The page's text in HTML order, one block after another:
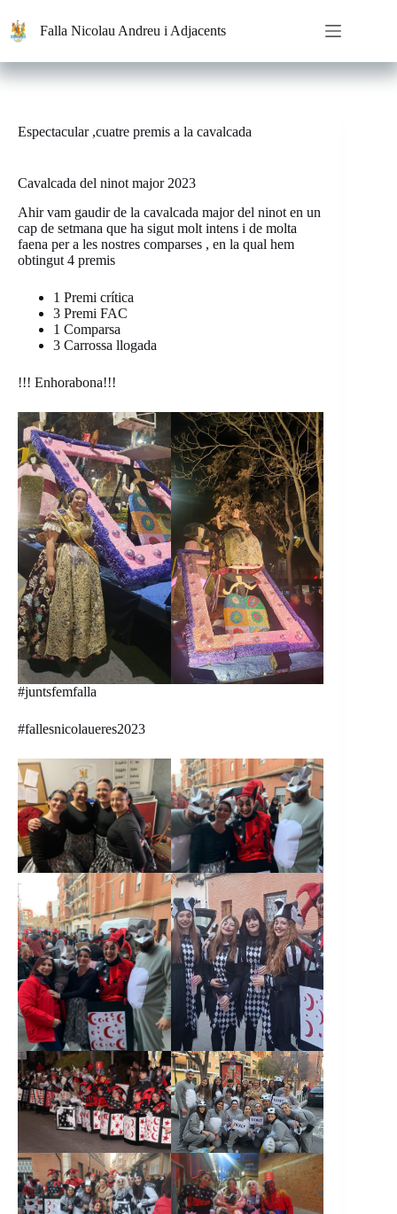
contenido
Falla Nicolau Andreu i Adjacents
Espectacular ,cuatre premis a la cavalcada
Cavalcada del ninot major 2023
Ahir vam gaudir de la cavalcada major del ninot en un
cap de setmana que ha sigut molt intens i de molta
faena per a les nostres comparses , en la qual hem
obtingut 4 premis
1 Premi crítica
3 Premi FAC
1 Comparsa
3 Carrossa llogada
!!! Enhorabona!!!
#juntsfemfalla
#fallesnicolaueres2023